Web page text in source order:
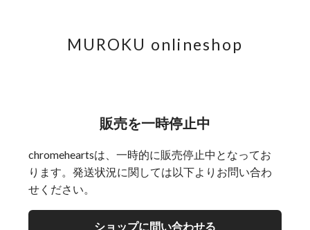
MUROKU onlineshop
販売を一時停止中
chromeheartsは、一時的に販売停止中となってお
ります。発送状況に関しては以下よりお問い合わ
せください。
ショップに問い合わせる